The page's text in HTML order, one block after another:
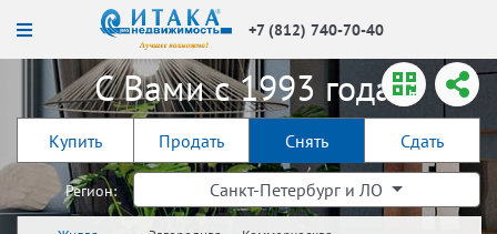
+7 (812) 740-70-40
С Вами с 1993 года!
Купить Продать Снять Сдать
Регион: Санкт-Петербург и ЛО